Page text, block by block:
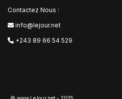
Contactez Nous :
info@lejour.net
+243 89 66 54 529